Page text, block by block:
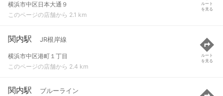
横浜市中区日本大通９
このページの店舗から 2.1 km
ルート
を見る
関内駅 JR根岸線
横浜市中区港町１丁目
このページの店舗から 2.4 km
ルート
を見る
関内駅 ブルーライン